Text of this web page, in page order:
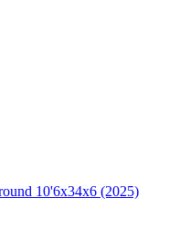
10'6x34x6 (2025)